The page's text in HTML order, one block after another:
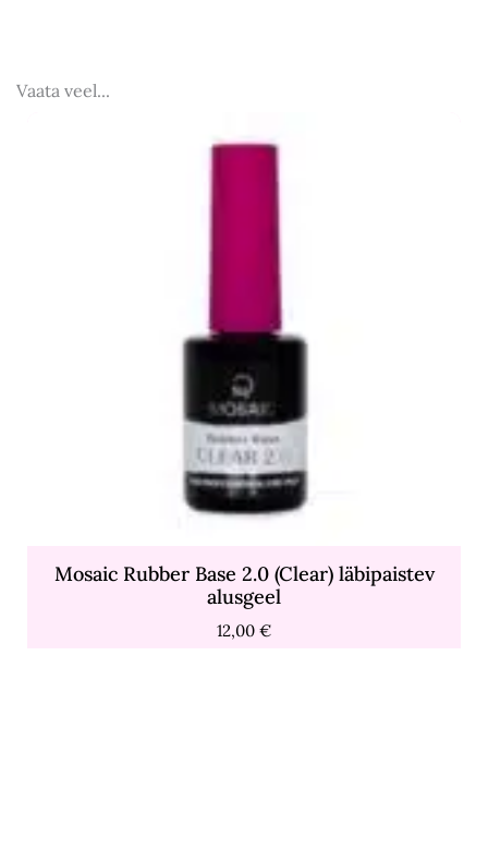
Vaata veel...
Mosaic Rubber Base 2.0 (Clear) läbipaistev
alusgeel
12,00 €